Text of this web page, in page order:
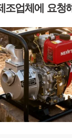
조업체에 요청